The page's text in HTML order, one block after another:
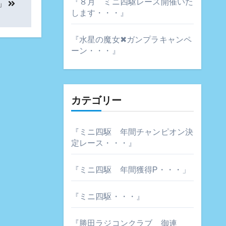
します・・・』
『水星の魔女✖ガンプラキャンペ
ーン・・・』
カテゴリー
『ミニ四駆 年間チャンピオン決
定レース・・・』
『ミニ四駆 年間獲得P・・・」
『ミニ四駆・・・』
『勝田ラジコンクラブ 御連